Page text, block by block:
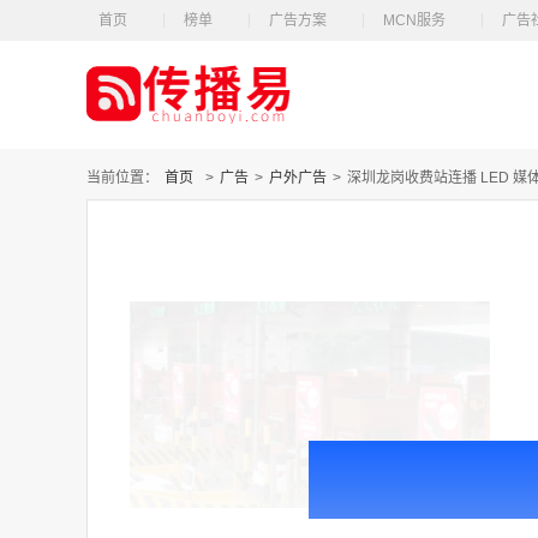
首页 榜单 广告方案 MCN服务 广告
当前位置： 首页 > 广告 > 户外广告 > 深圳龙岗收费站连播 LED 媒